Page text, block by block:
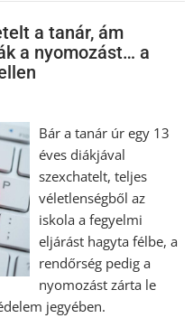
a tanár, ám
a nyomozást… a
Bár a tanár úr egy 13
éves diákjával
szexchatelt, teljes
véletlenségből az
iskola a fegyelmi
eljárást hagyta félbe, a
rendőrség pedig a
nyomozást zárta le
jegyében.